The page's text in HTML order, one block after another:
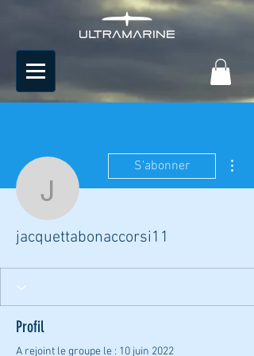
S'abonner
jacquettabonaccorsi11
Profil
A rejoint le groupe le : 10 juin 2022